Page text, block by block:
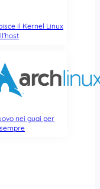
il Kernel Linux
nei guai per